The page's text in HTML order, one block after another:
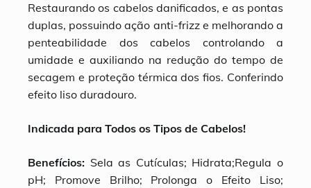
Restaurando os cabelos danificados, e as pontas
duplas, possuindo ação anti-frizz e melhorando a
penteabilidade dos cabelos controlando a
umidade e auxiliando na redução do tempo de
secagem e proteção térmica dos fios. Conferindo
efeito liso duradouro.
Indicada para Todos os Tipos de Cabelos!
Benefícios: Sela as Cutículas; Hidrata;Regula o
pH; Promove Brilho; Prolonga o Efeito Liso;